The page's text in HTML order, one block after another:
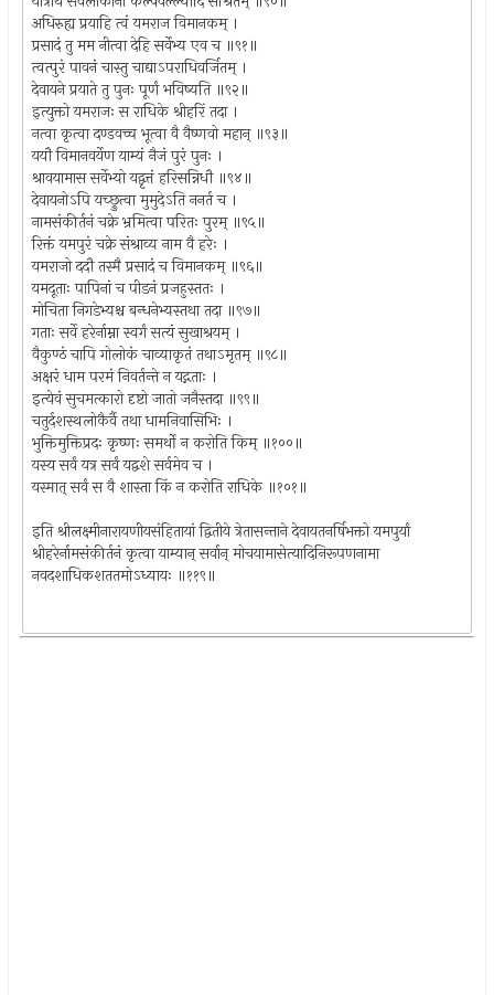
अधिरुह्य प्रयाहि त्वं यमराज विमानकम् ।
प्रसादं तु मम नीत्वा देहि सर्वेभ्य एव च ॥९१॥
त्वत्पुरं पावनं चास्तु चाद्याऽपराधिवर्जितम् ।
देवायने प्रयाते तु पुनः पूर्णं भविष्यति ॥९२॥
इत्युक्तो यमराजः स राधिके श्रीहरिं तदा ।
नत्वा कृत्वा दण्डवच्च भूत्वा वै वैष्णवो महान् ॥९३॥
ययौ विमानवर्येण याम्यं नैजं पुरं पुनः ।
श्रावयामास सर्वेभ्यो यद्वृत्तं हरिसन्निधौ ॥९४॥
देवायनोऽपि यच्छ्रुत्वा मुमुदेऽति ननर्त च ।
नामसंकीर्तनं चक्रे भ्रमित्वा परितः पुरम् ॥९५॥
रिक्तं यमपुरं चक्रे संश्राव्य नाम वै हरेः ।
यमराजो ददौ तस्मै प्रसादं च विमानकम् ॥९६॥
यमदूताः पापिनां च पीडनं प्रजहुस्ततः ।
मोचिता निगडेभ्यश्च बन्धनेभ्यस्तथा तदा ॥९७॥
गताः सर्वे हरेर्नाम्ना स्वर्गं सत्यं सुखाश्रयम् ।
वैकुण्ठं चापि गोलोकं चाव्याकृतं तथाऽमृतम् ॥९८॥
अक्षरं धाम परमं निवर्तन्ते न यद्गताः ।
इत्येवं सुचमत्कारो दृष्टो जातो जनैस्तदा ॥९९॥
चतुर्दशस्थलोकैर्वै तथा धामनिवासिभिः ।
भुक्तिमुक्तिप्रदः कृष्णः समर्थो न करोति किम् ॥१००॥
यस्य सर्वं यत्र सर्वं यद्वशे सर्वमेव च ।
यस्मात् सर्वं स वै शास्ता किं न करोति राधिके ॥१०१॥
इति श्रीलक्ष्मीनारायणीयसंहितायां द्वितीये त्रेतासन्ताने देवायतनर्षिभक्तो यमपुर्यां
श्रीहरेर्नामसंकीर्तनं कृत्वा याम्यान् सर्वान् मोचयामासेत्यादिनिरूपणनामा
नवदशाधिकशततमोऽध्यायः ॥११९॥